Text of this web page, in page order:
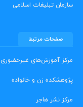
سازمان تبلیغات اسلامی
صفحات مرتبط
مرکز آموزش‌های غیرحضوری
پژوهشکده زن و خانواده
مرکز نشر هاجر